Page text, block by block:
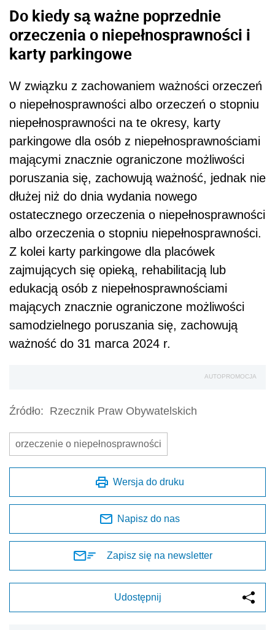
Do kiedy są ważne poprzednie
orzeczenia o niepełnosprawności i
karty parkingowe
W związku z zachowaniem ważności orzeczeń
o niepełnosprawności albo orzeczeń o stopniu
niepełnosprawności na te okresy, karty
parkingowe dla osób z niepełnosprawnościami
mającymi znacznie ograniczone możliwości
poruszania się, zachowują ważność, jednak nie
dłużej niż do dnia wydania nowego
ostatecznego orzeczenia o niepełnosprawności
albo orzeczenia o stopniu niepełnosprawności.
Z kolei karty parkingowe dla placówek
zajmujących się opieką, rehabilitacją lub
edukacją osób z niepełnosprawnościami
mających znacznie ograniczone możliwości
samodzielnego poruszania się, zachowują
ważność do 31 marca 2024 r.
AUTOPROMOCJA
Źródło: Rzecznik Praw Obywatelskich
orzeczenie o niepełnosprawności
Wersja do druku
Napisz do nas
Zapisz się na newsletter
Udostępnij